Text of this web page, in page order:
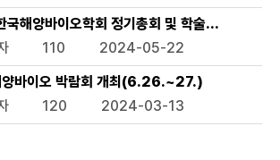
해양바이오학회 정기총회 및 학술발표회
110 2024-05-22
바이오 박람회 개최(6.26.~27.)
120 2024-03-13